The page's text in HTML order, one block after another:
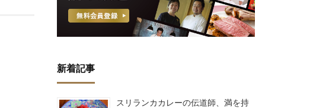
新着記事
スリランカカレーの伝道師、満を持